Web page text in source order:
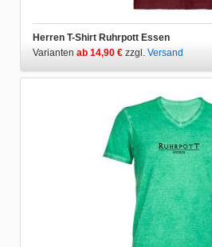
Herren T-Shirt Ruhrpott Essen
Varianten ab 14,90 € zzgl. Versand